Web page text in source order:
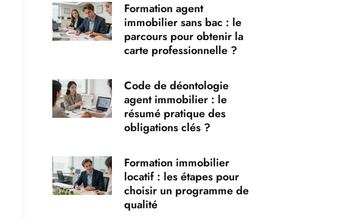
Formation agent
immobilier sans bac : le
parcours pour obtenir la
carte professionnelle ?
Code de déontologie
agent immobilier : le
résumé pratique des
obligations clés ?
Formation immobilier
locatif : les étapes pour
choisir un programme de
qualité